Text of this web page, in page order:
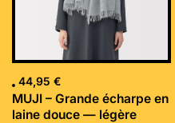
44,95 €
MUJI – Grande écharpe en
laine douce — légère